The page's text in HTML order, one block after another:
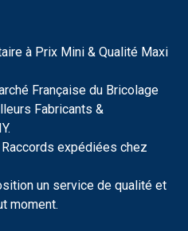
à Prix Mini & Qualité Maxi
Française du Bricolage
Fabricants &
expédiées chez
un service de qualité et
moment.